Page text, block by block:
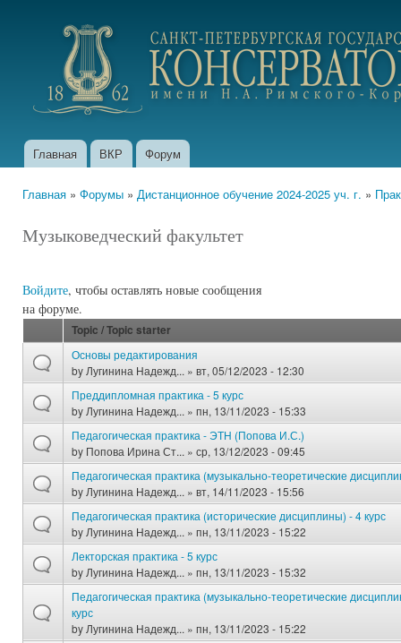
portfolio.conservatory.ru
Главное меню
Главная ВКР Форум
Главная » Форумы » Дистанционное обучение 2024-2025 уч. г. »
Музыковедческий факультет
Войдите, чтобы оставлять новые сообщения
на форуме.
Topic / Topic starter
Основы редактирования
by Лугинина Надежд... » вт, 05/12/2023 - 12:30
Преддипломная практика - 5 курс
by Лугинина Надежд... » пн, 13/11/2023 - 15:33
Педагогическая практика - ЭТН (Попова И.С.)
by Попова Ирина Ст... » ср, 13/12/2023 - 09:45
Педагогическая практика (музыкально-теоретические
by Лугинина Надежд... » вт, 14/11/2023 - 15:56
Педагогическая практика (исторические дисциплины) - 4 курс
by Лугинина Надежд... » пн, 13/11/2023 - 15:22
Лекторская практика - 5 курс
by Лугинина Надежд... » пн, 13/11/2023 - 15:32
Педагогическая практика (музыкально-теоретические
курс
by Лугинина Надежд... » пн, 13/11/2023 - 15:22